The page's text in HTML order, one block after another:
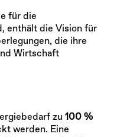
für die
enthält die Vision für
die ihre
Wirtschaft
zu 100 %
werden. Eine